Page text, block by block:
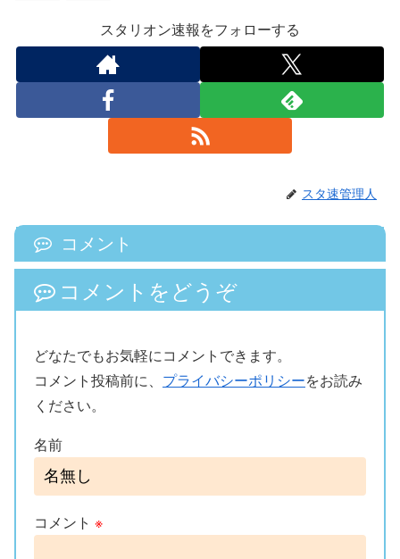
スタリオン速報をフォローする
スタ速管理人
コメント
コメントをどうぞ
どなたでもお気軽にコメントできます。
コメント投稿前に、 プライバシーポリシーをお読み
ください。
名前
コメント ※